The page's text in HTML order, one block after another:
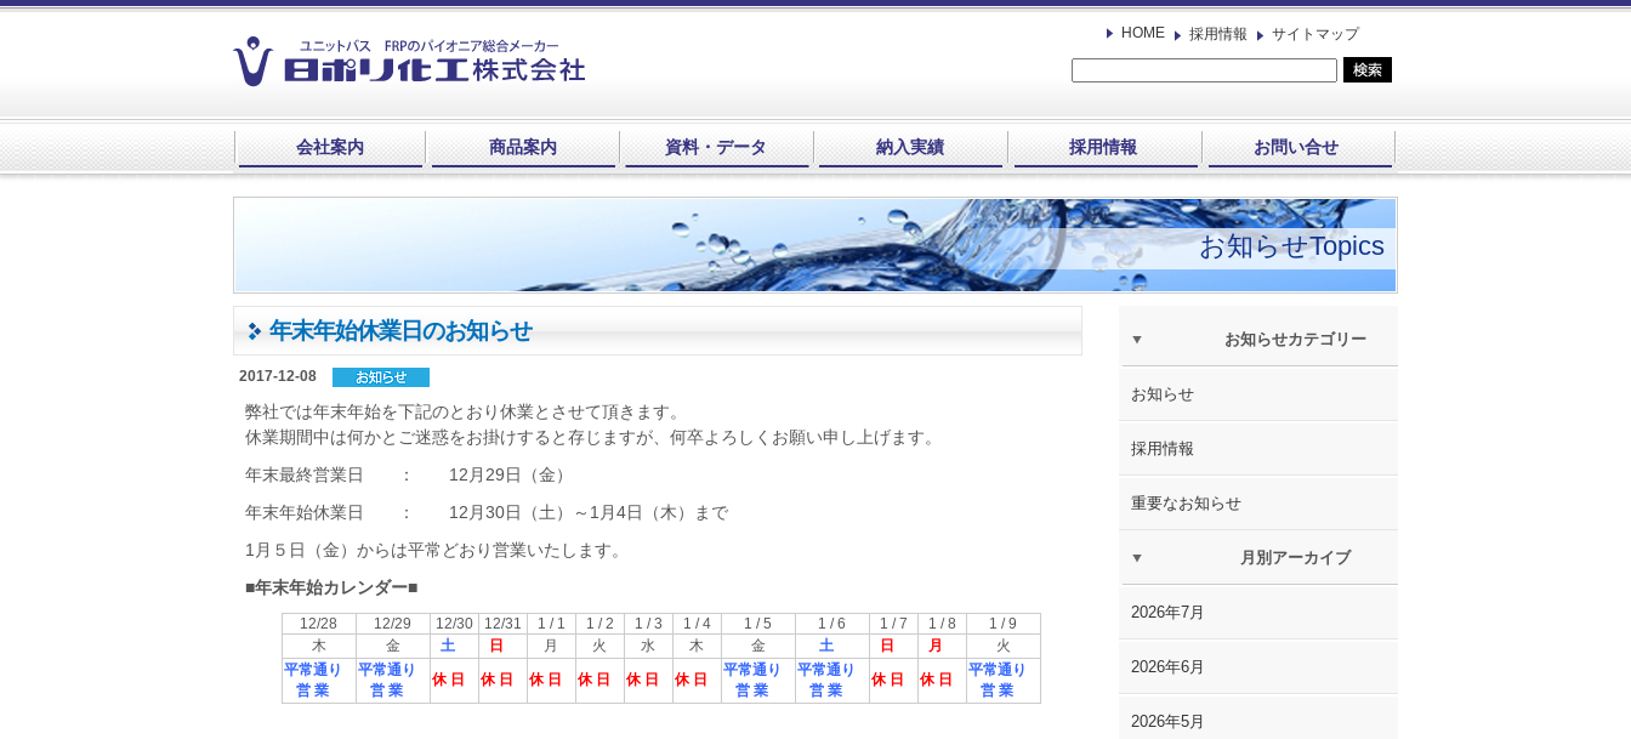
HOME 採用情報 サイトマップ
会社案内 商品案内 資料・データ 納入実績 採用情報 お問い合せ
お知らせTopics
年末年始休業日のお知らせ
2017-12-08
弊社では年末年始を下記のとおり休業とさせて頂きます。
休業期間中は何かとご迷惑をお掛けすると存じますが、何卒よろしくお願い申し上げます。
年末最終営業日 ： 12月29日（金）
年末年始休業日 ： 12月30日（土）～1月4日（木）まで
1月５日（金）からは平常どおり営業いたします。
■年末年始カレンダー■
12/28 12/29 12/30 12/31 1 / 1 1 / 2 1 / 3 1 / 4 1 / 5 1 / 6 1 / 7 1 / 8
1 / 9
木
金 土 日 月 火 水 木 金 土 日 月
火
平常通り
営 業
平常通り
営 業
休 日 休 日 休 日 休 日 休 日 休 日
平常通り
営 業
平常通り
営 業
休 日 休 日
平常通り
営 業
お知らせカテゴリー
お知らせ
採用情報
重要なお知らせ
月別アーカイブ
2026年7月
2026年6月
2026年5月